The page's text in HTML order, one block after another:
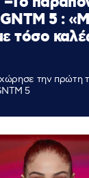
GNTM 5 :
τόσο
την πρώτη
5